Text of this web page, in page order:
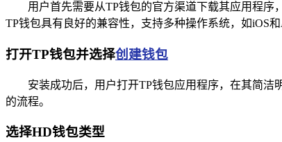
用户首先需要从TP钱包的官方渠道下载其应用程序
TP钱包具有良好的兼容性，支持多种操作系统，如iOS
打开TP钱包并选择创建钱包
安装成功后，用户打开TP钱包应用程序，在其简
的流程。
选择HD钱包类型